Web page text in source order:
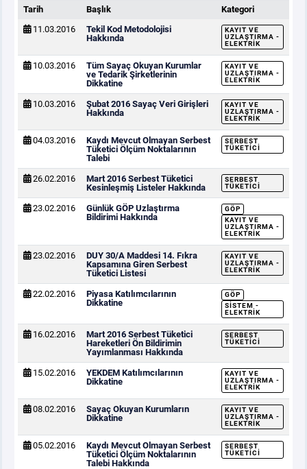
Tarih Başlık
Kategori
11.03.2016
Tekil Kod Metodolojisi
Hakkında
KAYIT VE
UZLAŞTIRMA -
ELEKTRIK
10.03.2016
Tüm Sayaç Okuyan Kurumlar
ve Tedarik Şirketlerinin
Dikkatine
KAYIT VE
UZLAŞTIRMA -
ELEKTRIK
10.03.2016
Şubat 2016 Sayaç Veri Girişleri
Hakkında
KAYIT VE
UZLAŞTIRMA -
ELEKTRIK
04.03.2016
Kaydı Mevcut Olmayan Serbest
Tüketici Ölçüm Noktalarının
Talebi
SERBEST
TÜKETICI
26.02.2016
Mart 2016 Serbest Tüketici
Kesinleşmiş Listeler Hakkında
SERBEST
TÜKETICI
23.02.2016
Günlük GÖP Uzlaştırma
Bildirimi Hakkında
GÖP
KAYIT VE
UZLAŞTIRMA -
ELEKTRIK
23.02.2016
DUY 30/A Maddesi 14. Fıkra
Kapsamına Giren Serbest
Tüketici Listesi
KAYIT VE
UZLAŞTIRMA -
ELEKTRIK
22.02.2016
Piyasa Katılımcılarının
Dikkatine
GÖP
SISTEM -
ELEKTRIK
16.02.2016
Mart 2016 Serbest Tüketici
Hareketleri Ön Bildirimin
Yayımlanması Hakkında
SERBEST
TÜKETICI
15.02.2016
YEKDEM Katılımcılarının
Dikkatine
KAYIT VE
UZLAŞTIRMA -
ELEKTRIK
08.02.2016
Sayaç Okuyan Kurumların
Dikkatine
KAYIT VE
UZLAŞTIRMA -
ELEKTRIK
05.02.2016
Kaydı Mevcut Olmayan Serbest
Tüketici Ölçüm Noktalarının
Talebi Hakkında
SERBEST
TÜKETICI